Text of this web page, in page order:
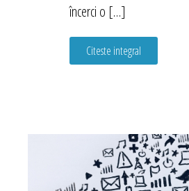
încerci o […]
Citeste integral